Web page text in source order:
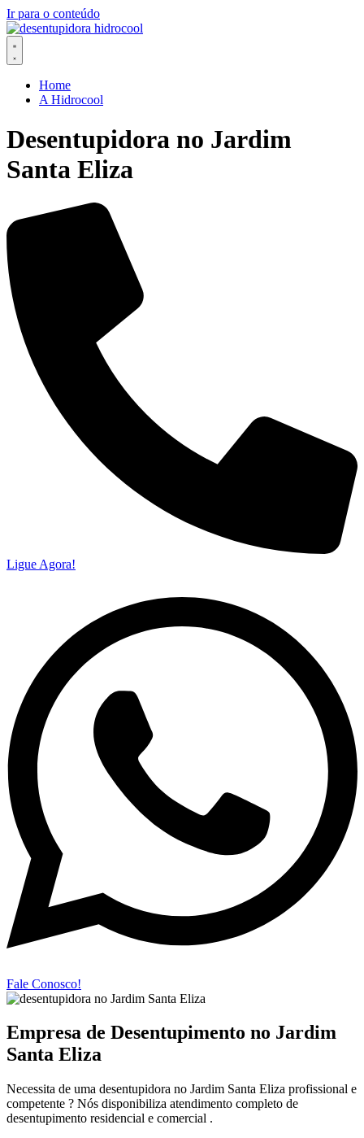
Ir para o conteúdo
Home
A Hidrocool
Desentupidora no Jardim
Santa Eliza
Ligue Agora!
Fale Conosco!
Empresa de Desentupimento no Jardim
Santa Eliza
Necessita de uma desentupidora no Jardim Santa Eliza profissional e
competente ? Nós disponibiliza atendimento completo de
desentupimento residencial e comercial .